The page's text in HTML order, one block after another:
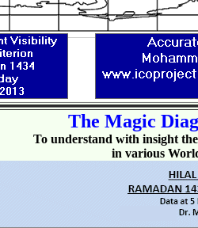
The Magic
To understand with insight
in various